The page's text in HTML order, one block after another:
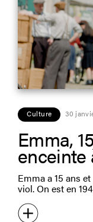
Culture 30
Emma,
enceinte
Emma a 15 ans
viol. On est en